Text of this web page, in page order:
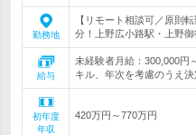
勤務地
【リモート相談可／原則
分！上野広小路駅・上野
給与
未経験者月給：300,000円
キル、年次を考慮のうえ
初年度
年収
420万円～770万円